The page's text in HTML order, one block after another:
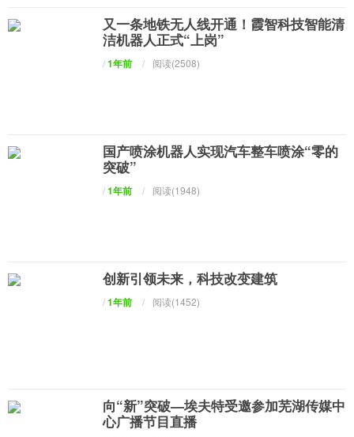
又一条地铁无人线开通！霞智科技智能清
洁机器人正式“上岗”
/1年前 / 阅读(2508)
国产喷涂机器人实现汽车整车喷涂“零的
突破”
/1年前 / 阅读(1948)
创新引领未来，科技改变建筑
/1年前 / 阅读(1452)
向“新”突破—埃夫特受邀参加芜湖传媒中
心广播节目直播